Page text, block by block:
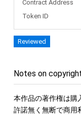
Contract Address
Token ID
Reviewed
Notes on
本作品の著作権は購
許諾無く無断で商用